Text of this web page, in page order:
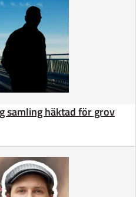
samling häktad för grov